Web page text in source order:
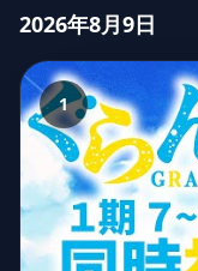
2026年8月9日
1